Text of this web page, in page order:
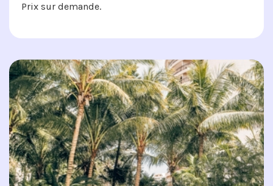
Prix sur demande.